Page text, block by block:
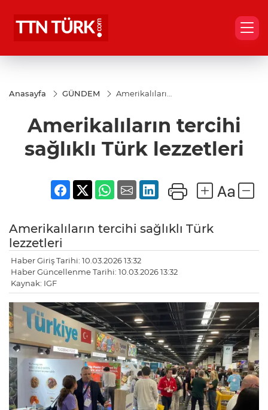
Anasayfa GÜNDEM
Amerikalıların
Amerikalıların tercihi
sağlıklı Türk lezzetleri
Amerikalıların tercihi sağlıklı Türk
lezzetleri
Haber Giriş Tarihi: 10.03.2026 13:32
Haber Güncellenme Tarihi: 10.03.2026 13:32
Kaynak: IGF